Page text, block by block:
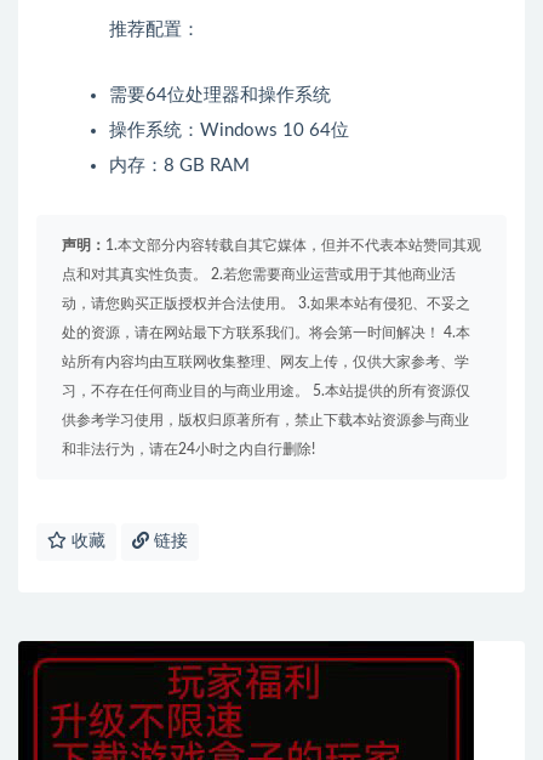
推荐配置：
需要64位处理器和操作系统
操作系统：Windows 10 64位
内存：8 GB RAM
声明： 1.本文部分内容转载自其它媒体，但并不代表本站赞同其观
点和对其真实性负责。 2.若您需要商业运营或用于其他商业活
动，请您购买正版授权并合法使用。 3.如果本站有侵犯、不妥之
处的资源，请在网站最下方联系我们。将会第一时间解决！ 4.本
站所有内容均由互联网收集整理、网友上传，仅供大家参考、学
习，不存在任何商业目的与商业用途。 5.本站提供的所有资源仅
供参考学习使用，版权归原著所有，禁止下载本站资源参与商业
和非法行为，请在24小时之内自行删除!
收藏 链接